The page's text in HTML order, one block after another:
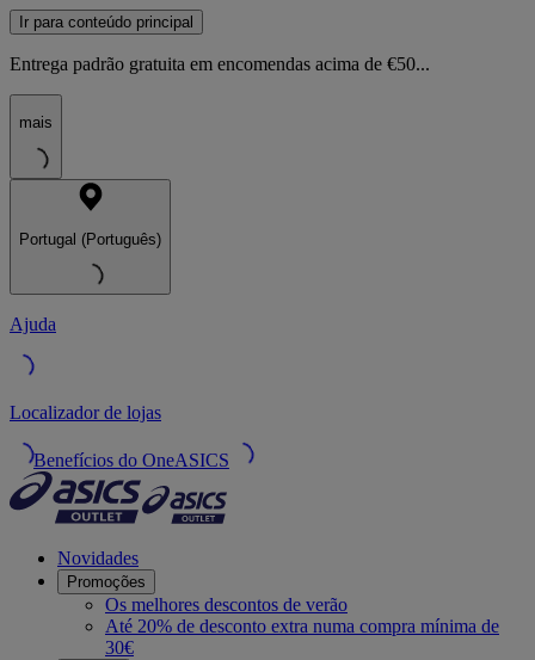
Ir para conteúdo principal
Entrega padrão gratuita em encomendas acima de €50...
mais
Portugal (Português)
Ajuda
Localizador de lojas
Benefícios do OneASICS
Novidades
Promoções
Os melhores descontos de verão
Até 20% de desconto extra numa compra mínima de
30€